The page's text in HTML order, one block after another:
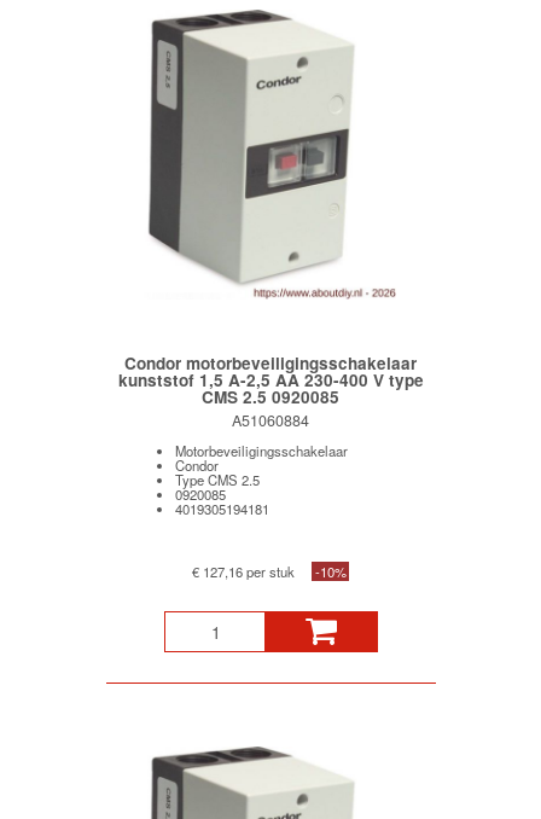
Condor motorbeveiligingsschakelaar
kunststof 1,5 A-2,5 AA 230-400 V type
CMS 2.5 0920085
A51060884
Motorbeveiligingsschakelaar
Condor
Type CMS 2.5
0920085
4019305194181
€ 127,16 per stuk -10%